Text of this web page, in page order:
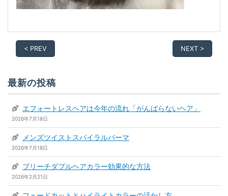
< PREV NEXT >
最新の投稿
エフォートレスヘアは今年の流れ「がんばらないヘア」
2026年7月18日
メンズツイストスパイラルパーマ
2026年7月18日
ブリーチダブルヘアカラー効果的な方法
2026年2月21日